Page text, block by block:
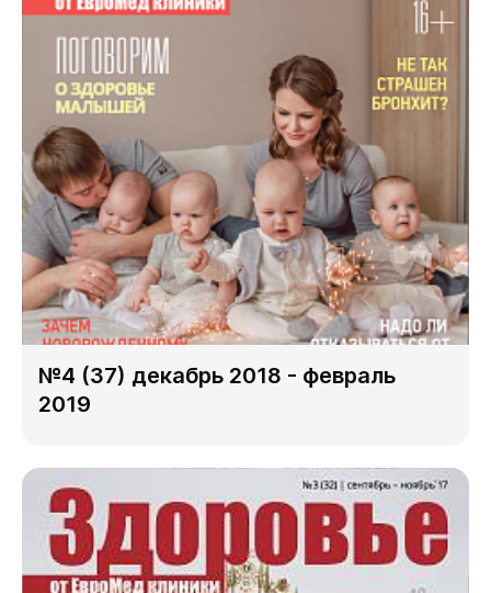
№4 (37) декабрь 2018 - февраль
2019